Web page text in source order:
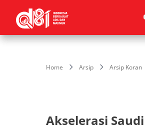
Home Arsip Arsip Koran
Akselerasi